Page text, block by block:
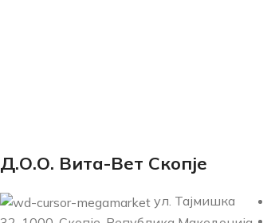
Д.О.О. Вита-Вет Скопје
ул. Тајмишка